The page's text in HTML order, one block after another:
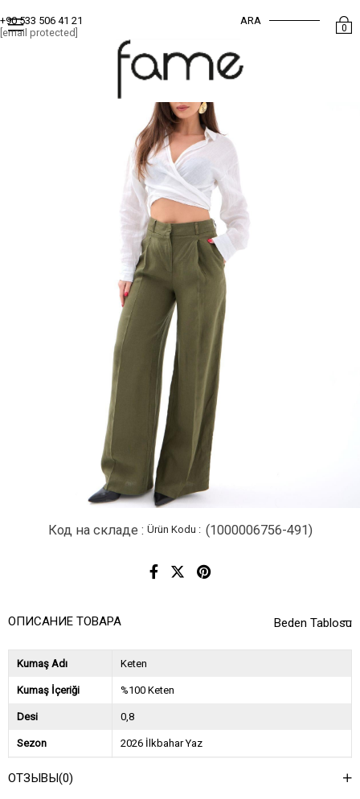
+90 533 506 41 21
[email protected]
0
ARA
Код на складе (1000006756-491)
Beden Tablosu
ОПИСАНИЕ ТОВАРА
Kumaş Adı Keten
Kumaş İçeriği %100 Keten
Desi 0,8
Sezon 2026 İlkbahar Yaz
ОТЗЫВЫ(0)